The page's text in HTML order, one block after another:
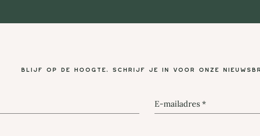
Blijf op de hoogte, schrijf je in voor onze
E-mailadres *